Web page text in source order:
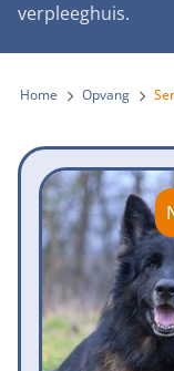
verpleeghuis.
Home Opvang